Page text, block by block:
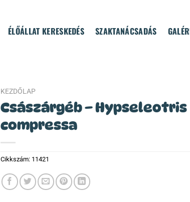
ÉLŐÁLLAT KERESKEDÉS SZAKTANÁCSADÁS
KEZDŐLAP
Császárgéb – Hypseleotris
compressa
Cikkszám: 11421